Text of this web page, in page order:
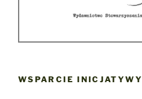
WSPARCIE INICJATYWY